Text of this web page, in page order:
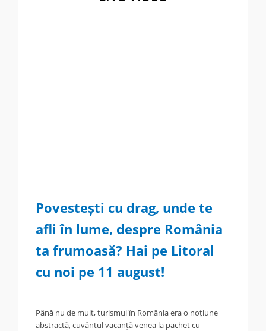
Povestești cu drag, unde te
afli în lume, despre România
ta frumoasă? Hai pe Litoral
cu noi pe 11 august!
Până nu de mult, turismul în România era o noțiune
abstractă, cuvântul vacanță venea la pachet cu